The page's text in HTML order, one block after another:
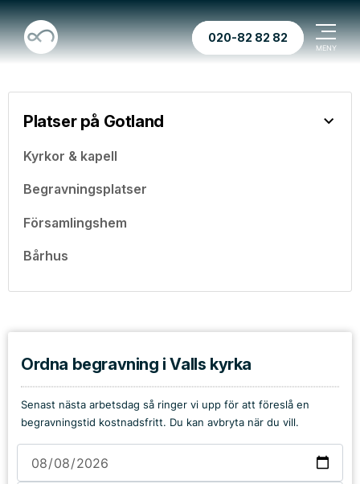
020-82 82 82
Platser på Gotland
Kyrkor & kapell
Begravningsplatser
Församlingshem
Bårhus
Ordna begravning i Valls kyrka
Senast nästa arbetsdag så ringer vi upp för att föreslå en
begravningstid kostnadsfritt. Du kan avbryta när du vill.